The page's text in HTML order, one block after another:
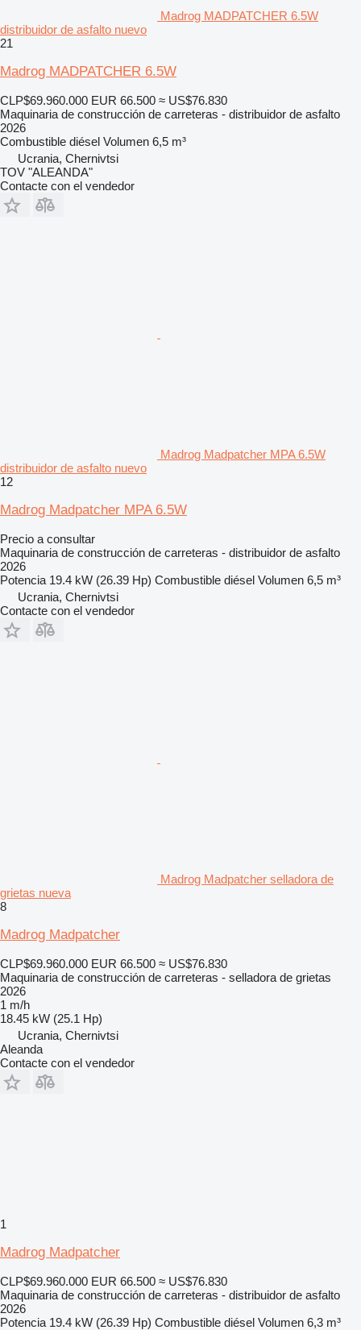
Madrog MADPATCHER 6.5W
distribuidor de asfalto nuevo
21
Madrog MADPATCHER 6.5W
CLP$69.960.000 EUR 66.500 ≈ US$76.830
Maquinaria de construcción de carreteras - distribuidor de asfalto
2026
Combustible diésel Volumen 6,5 m³
Ucrania, Chernivtsi
TOV "ALEANDA"
Contacte con el vendedor
Madrog Madpatcher MPA 6.5W
distribuidor de asfalto nuevo
12
Madrog Madpatcher MPA 6.5W
Precio a consultar
Maquinaria de construcción de carreteras - distribuidor de asfalto
2026
Potencia 19.4 kW (26.39 Hp) Combustible diésel Volumen 6,5 m³
Ucrania, Chernivtsi
Contacte con el vendedor
Madrog Madpatcher selladora de
grietas nueva
8
Madrog Madpatcher
CLP$69.960.000 EUR 66.500 ≈ US$76.830
Maquinaria de construcción de carreteras - selladora de grietas
2026
1 m/h
18.45 kW (25.1 Hp)
Ucrania, Chernivtsi
Aleanda
Contacte con el vendedor
1
Madrog Madpatcher
CLP$69.960.000 EUR 66.500 ≈ US$76.830
Maquinaria de construcción de carreteras - distribuidor de asfalto
2026
Potencia 19.4 kW (26.39 Hp) Combustible diésel Volumen 6,3 m³